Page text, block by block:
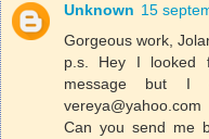
Unknown 15
Gorgeous work,
p.s. Hey I looked
message but I
vereya@yahoo.com
Can you send me